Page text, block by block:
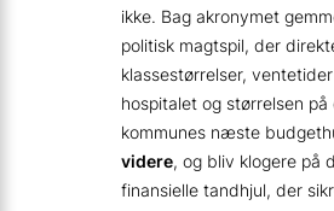
ikke. Bag akronymet
politisk magtspil, der
klassestørrelser,
hospitalet og størrelsen på
kommunes næste
videre, og bliv klogere på
finansielle tandhjul, der